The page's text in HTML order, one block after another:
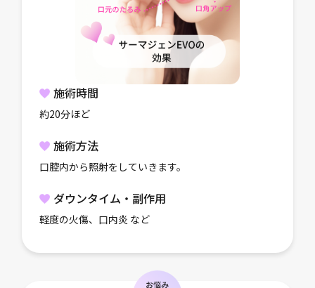
施術時間
約20分ほど
施術方法
口腔内から照射をしていきます。
ダウンタイム・副作用
軽度の火傷、口内炎 など